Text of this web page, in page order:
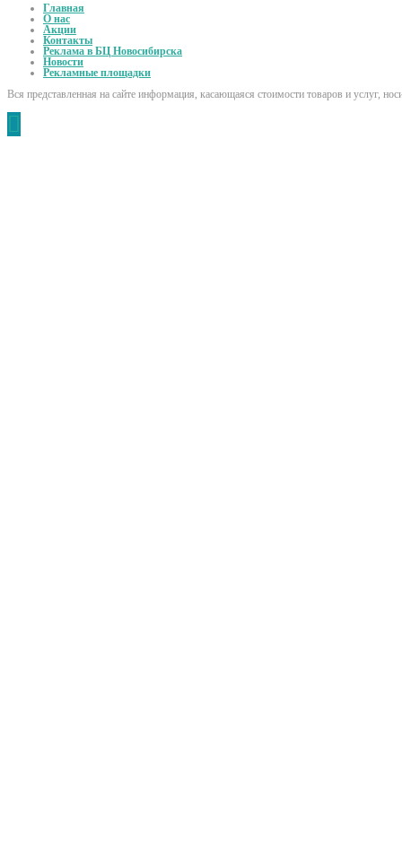
Главная
О нас
Акции
Контакты
Реклама в БЦ Новосибирска
Новости
Рекламные площадки
Вся представленная на сайте информация, касающаяся стоимости товаров и услуг,